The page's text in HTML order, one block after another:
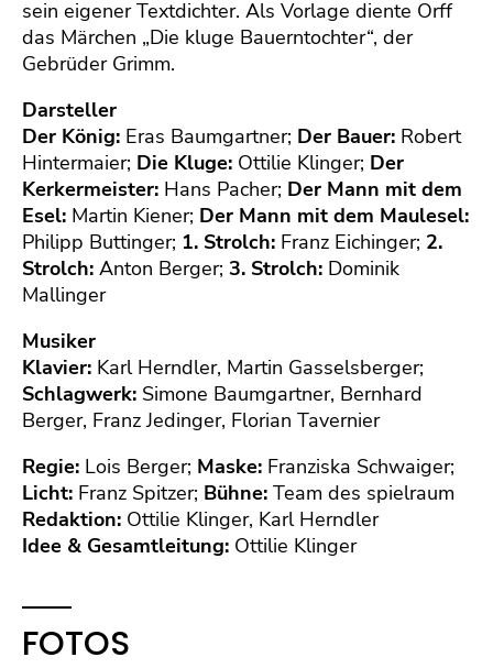
sein eigener Textdichter. Als Vorlage diente Orff
das Märchen „Die kluge Bauerntochter“, der
Gebrüder Grimm.
Darsteller
Der König: Eras Baumgartner; Der Bauer: Robert
Hintermaier; Die Kluge: Ottilie Klinger; Der
Kerkermeister: Hans Pacher; Der Mann mit dem
Esel: Martin Kiener; Der Mann mit dem Maulesel:
Philipp Buttinger; 1. Strolch: Franz Eichinger; 2.
Strolch: Anton Berger; 3. Strolch: Dominik
Mallinger
Musiker
Klavier: Karl Herndler, Martin Gasselsberger;
Schlagwerk: Simone Baumgartner, Bernhard
Berger, Franz Jedinger, Florian Tavernier
Regie: Lois Berger; Maske: Franziska Schwaiger;
Licht: Franz Spitzer; Bühne: Team des spielraum
Redaktion: Ottilie Klinger, Karl Herndler
Idee & Gesamtleitung: Ottilie Klinger
FOTOS